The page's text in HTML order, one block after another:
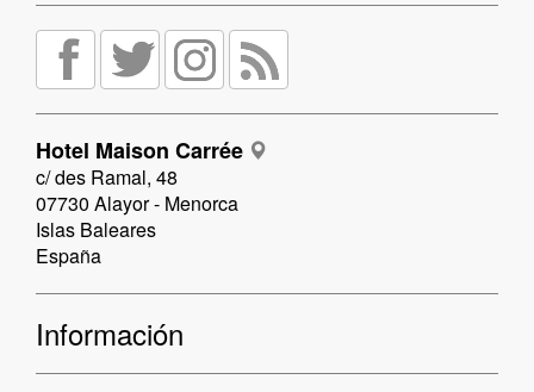
Hotel Maison Carrée
c/ des Ramal, 48
07730 Alayor - Menorca
Islas Baleares
España
Información